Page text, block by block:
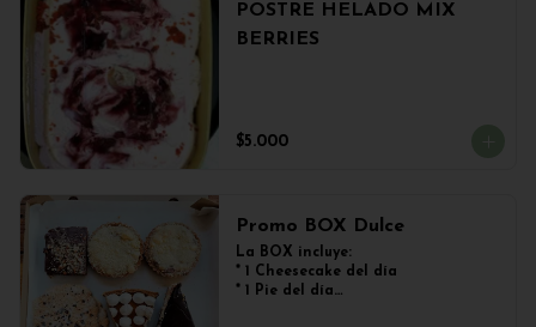
POSTRE HELADO MIX
BERRIES
$5.000
Promo BOX Dulce
La BOX incluye:
* 1 Cheesecake del día
* 1 Pie del día